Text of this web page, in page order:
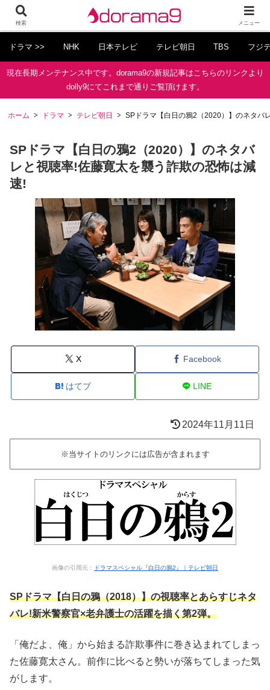
ドラマ >> NHK 日本テレビ テレビ朝日 TBS フジ
現在長期メンテナンス中です。dorama9の新規記事はこちらのリンクより
dolly9にてこれまで通りご覧頂けます。
ホーム ドラマ テレビ朝日 SPドラマ【白日の鴉2（2020）】のネタバ
SPドラマ【白日の鴉2（2020）】のネタバ
レと視聴率!佐藤寛太を襲う詐欺の恐怖は減
速!
X Facebook
はてブ LINE
2024年11月11日
※当サイトのリンクには広告が含まれます
画像の引用元： ドラマスペシャル『白日の鴉2』｜テレビ朝日
SPドラマ【白日の鴉（2018）】の視聴率とあらすじネタ
バレ!新米警察官×老弁護士の活躍を描く第2弾。
「俺だよ、俺」から始まる詐欺事件に巻き込まれてしまっ
た佐藤寛太さん。前作に比べると勢いが落ちてしまった気
がします。
検索 メニュー